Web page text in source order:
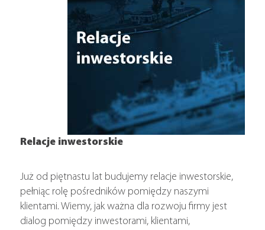
Relacje inwestorskie
Już od piętnastu lat budujemy relacje inwestorskie,
pełniąc rolę pośredników pomiędzy naszymi
klientami. Wiemy, jak ważna dla rozwoju firmy jest
dialog pomiędzy inwestorami, klientami,